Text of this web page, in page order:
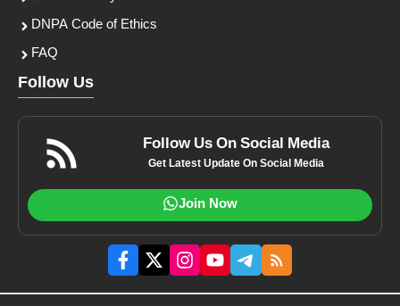
DNPA Code of Ethics
FAQ
Follow Us
Follow Us On Social Media
Get Latest Update On Social Media
Join Now